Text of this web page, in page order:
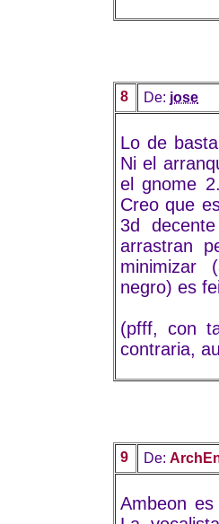
8 De: jose
Lo de
Ni el
el gnome
Creo que
3d
arrastran
minimizar
negro) es
(pfff, con
contraria,
9 De:
Ambeon